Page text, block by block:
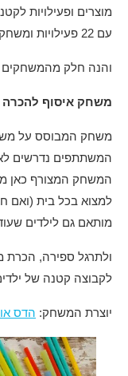
מוצרים ופעילויות
עם 22 פעילויות ומשחקים שונים ומגוונים.
והנה חלק מהמשחקים
משחק איסוף להכרה
המשתתפים נדרשים
המשחק המצורף כאן
למצוא בכל בית
מותאם גם לילדים
ולתרגל ספירה, הכרת
לקבוצה קטנה של
יוצרת המשחק: הדס